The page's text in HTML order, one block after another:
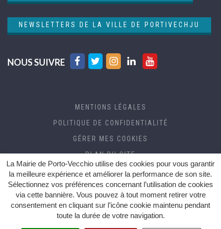
La Mairie de Porto-Vecchio utilise des cookies pour vous garantir
la meilleure expérience et améliorer la performance de son site.
Sélectionnez vos préférences concernant l’utilisation de cookies
via cette bannière. Vous pouvez à tout moment retirer votre
consentement en cliquant sur l’icône cookie maintenu pendant
toute la durée de votre navigation.
NEWSLETTERS DE LA VILLE DE PORTIVECHJU
NOUS SUIVRE
Lien
compte
Lien
compte
Lien
compte
Lien
compte
LinkedinYoutube
MENTIONS LÉGALES
POLITIQUE DE CONFIDENTIALITÉ
GÉRER MES COOKIES
PLAN DU SITE
CRÉDITS
ACCESSIBILITÉ (RGAA)